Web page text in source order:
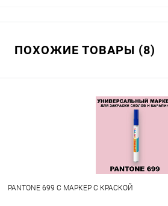
ПОХОЖИЕ ТОВАРЫ (8)
PANTONE 699 C МАРКЕР С КРАСКОЙ